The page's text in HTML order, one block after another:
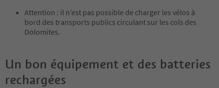
Attention : il n’est pas possible de charger les vélos à
bord des transports publics circulant sur les cols des
Dolomites.
Un bon équipement et des batteries
rechargées